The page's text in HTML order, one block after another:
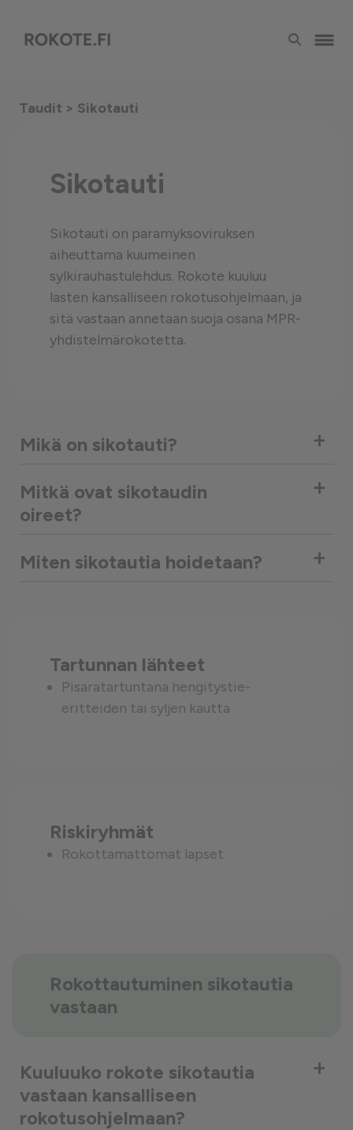
Taudit > Sikotauti
Sikotauti
Sikotauti on paramyksoviruksen
aiheuttama kuumeinen
sylkirauhastulehdus. Rokote kuuluu
lasten kansalliseen rokotusohjelmaan, ja
sitä vastaan annetaan suoja osana MPR-
yhdistelmärokotetta.
Mikä on sikotauti? +
Mitkä ovat sikotaudin
oireet?
+
Miten sikotautia hoidetaan? +
Tartunnan lähteet
Pisaratartuntana hengitystie-
eritteiden tai syljen kautta
Riskiryhmät
Rokottamattomat lapset
Rokottautuminen sikotautia
vastaan
Kuuluuko rokote sikotautia
vastaan kansalliseen
rokotusohjelmaan?
+